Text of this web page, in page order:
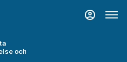
och